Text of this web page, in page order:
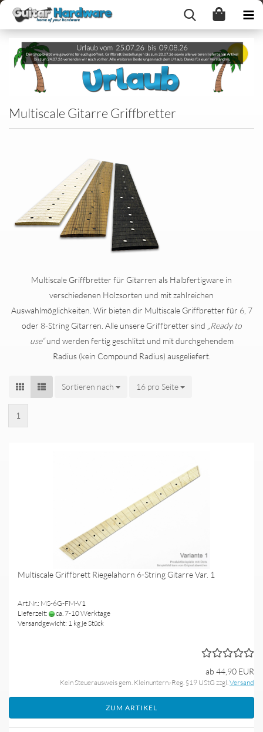
Multiscale Gitarre Griffbretter
Multiscale Griffbretter für Gitarren als Halbfertigware in
verschiedenen Holzsorten und mit zahlreichen
Auswahlmöglichkeiten. Wir bieten dir Multiscale Griffbretter für 6, 7
oder 8-String Gitarren. Alle unsere Griffbretter sind
„Ready to
use“und werden fertig geschlitzt und mit durchgehendem
Radius (kein Compound Radius) ausgeliefert.
Sortieren nach
Sortieren nach 16 pro Seite
pro Seite
1
Multiscale Griffbrett Riegelahorn 6-String Gitarre Var. 1
Art.Nr.: MS-6G-FM-V1
Lieferzeit:
ca. 7-10 Werktage
Versandgewicht: 1 kg je Stück
ab 44,90 EUR
Kein Steuerausweis gem. Kleinuntern.-Reg. §19 UStG zzgl. Versand
ZUM ARTIKEL